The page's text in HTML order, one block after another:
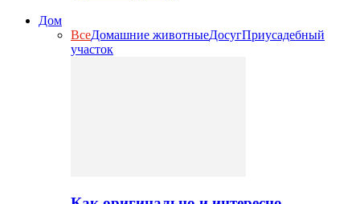
Дом
ВсеДомашние животныеДосугПриусадебный
участок